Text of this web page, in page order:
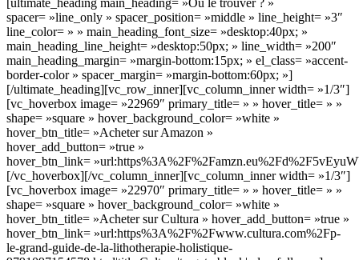
[ultimate_heading main_heading= »Où le trouver ? »
spacer= »line_only » spacer_position= »middle » line_height= »3″
line_color= » » main_heading_font_size= »desktop:40px; »
main_heading_line_height= »desktop:50px; » line_width= »200″
main_heading_margin= »margin-bottom:15px; » el_class= »accent-
border-color » spacer_margin= »margin-bottom:60px; »]
[/ultimate_heading][vc_row_inner][vc_column_inner width= »1/3″]
[vc_hoverbox image= »22969″ primary_title= » » hover_title= » »
shape= »square » hover_background_color= »white »
hover_btn_title= »Acheter sur Amazon »
hover_add_button= »true »
hover_btn_link=
[/vc_hoverbox][/vc_column_inner][vc_column_inner width= »1/3″]
[vc_hoverbox image= »22970″ primary_title= » » hover_title= » »
shape= »square » hover_background_color= »white »
hover_btn_title= »Acheter sur Cultura » hover_add_button= »true »
hover_btn_link= »url:https%3A%2F%2Fwww.cultura.com%2Fp-
le-grand-guide-de-la-lithotherapie-holistique-